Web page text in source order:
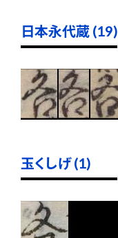
日本永代蔵 (19)
玉くしげ (1)